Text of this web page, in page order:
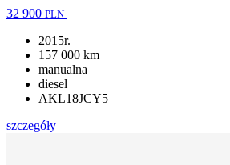
32 900 PLN
2015r.
157 000 km
manualna
diesel
AKL18JCY5
szczegóły